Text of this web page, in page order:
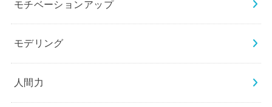
モチベーションアップ
モデリング
人間力